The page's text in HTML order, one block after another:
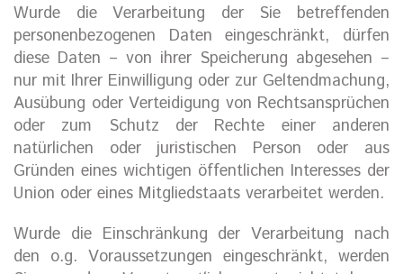
Wurde die Verarbeitung der Sie betreffenden
personenbezogenen Daten eingeschränkt, dürfen
diese Daten – von ihrer Speicherung abgesehen –
nur mit Ihrer Einwilligung oder zur Geltendmachung,
Ausübung oder Verteidigung von Rechtsansprüchen
oder zum Schutz der Rechte einer anderen
natürlichen oder juristischen Person oder aus
Gründen eines wichtigen öffentlichen Interesses der
Union oder eines Mitgliedstaats verarbeitet werden.
Wurde die Einschränkung der Verarbeitung nach
den o.g. Voraussetzungen eingeschränkt, werden